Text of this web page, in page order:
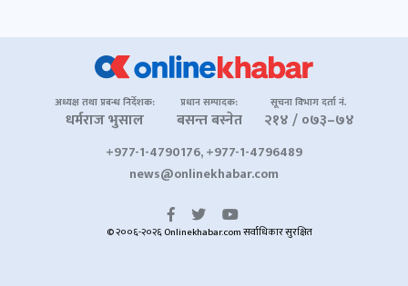
अध्यक्ष तथा प्रबन्ध निर्देशक:
धर्मराज भुसाल
प्रधान सम्पादक:
बसन्त बस्नेत
सूचना विभाग दर्ता नं.
२१४ / ०७३–७४
+977-1-4790176, +977-1-4796489
news@onlinekhabar.com
© २००६-२०२६ Onlinekhabar.com सर्वाधिकार सुरक्षित